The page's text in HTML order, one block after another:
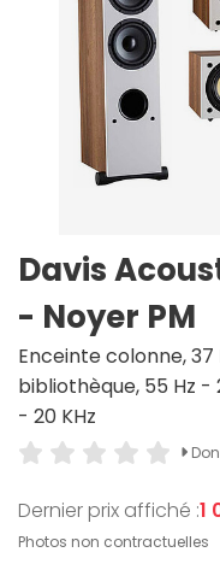
Davis
- Noyer PM
Enceinte colonne, 37
bibliothèque, 55 Hz -
- 20 KHz
Dernier prix affiché :1
Photos non contractuelles